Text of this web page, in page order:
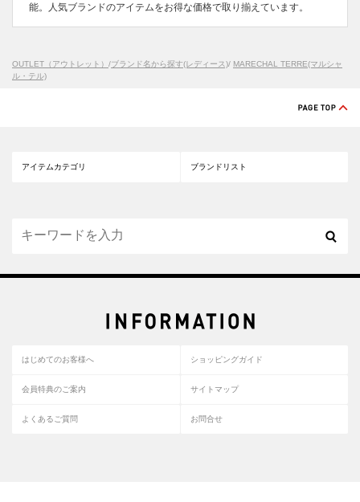
能。人気ブランドのアイテムをお得な価格で取り揃えています。
OUTLET（アウトレット） /ブランド名から探す(レディース)/ MARECHAL TERRE(マルシャ
ル・テル)
アイテムカテゴリ ブランドリスト
はじめてのお客様へ ショッピングガイド
会員特典のご案内 サイトマップ
よくあるご質問 お問合せ